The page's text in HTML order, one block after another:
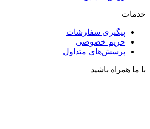
خدمات
پیگیری سفارشات
حریم خصوصی
پرسش‌های متداول
با ما همراه باشید